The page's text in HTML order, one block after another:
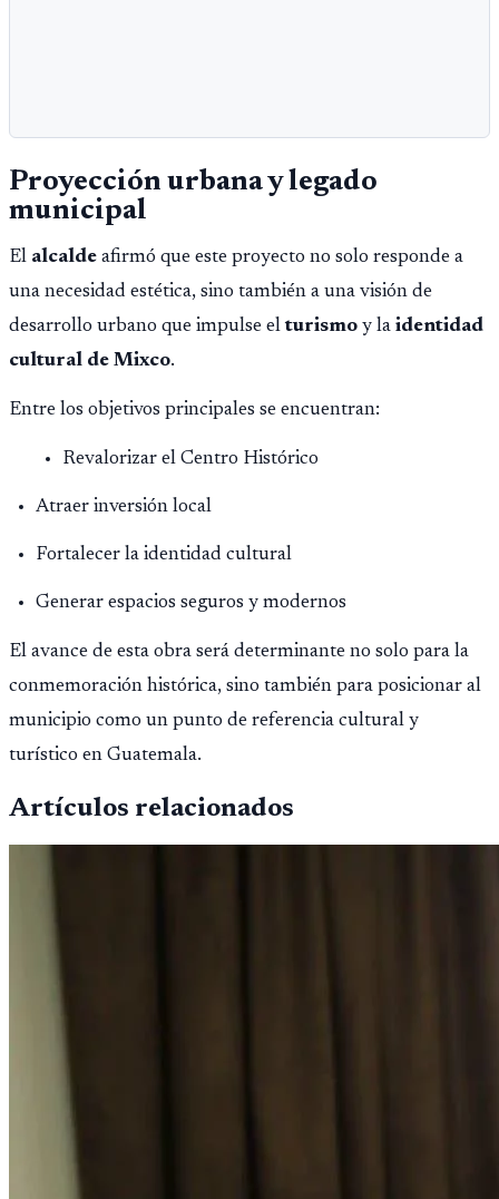
Proyección urbana y legado
municipal
El alcalde afirmó que este proyecto no solo responde a
una necesidad estética, sino también a una visión de
desarrollo urbano que impulse elturismo y la identidad
cultural de Mixco.
Entre los objetivos principales se encuentran:
Revalorizar el Centro Histórico
Atraer inversión local
Fortalecer la identidad cultural
Generar espacios seguros y modernos
El avance de esta obra será determinante no solo para la
conmemoración histórica, sino también para posicionar al
municipio como un punto de referencia cultural y
turístico en Guatemala.
Artículos relacionados